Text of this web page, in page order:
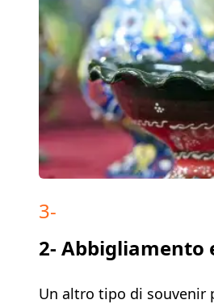
3-
2- Abbigliamento
Un altro tipo di souvenir